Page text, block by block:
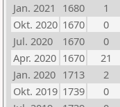
Jan. 2021
1680 1
Okt. 2020 1670 0
Jul. 2020
1670 0
Apr. 2020 1670 21
Jan. 2020 1713 2
Okt. 2019 1739 0